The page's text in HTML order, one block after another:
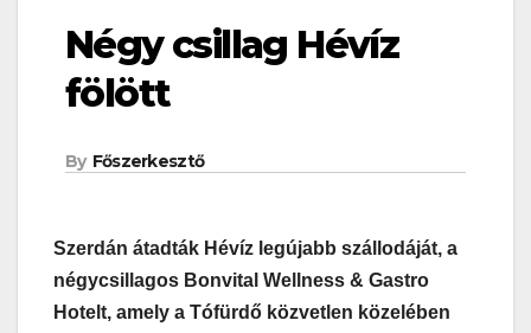
Négy csillag Hévíz
fölött
By Főszerkesztő
Szerdán átadták Hévíz legújabb szállodáját, a
négycsillagos Bonvital Wellness & Gastro
Hotelt, amely a Tófürdő közvetlen közelében